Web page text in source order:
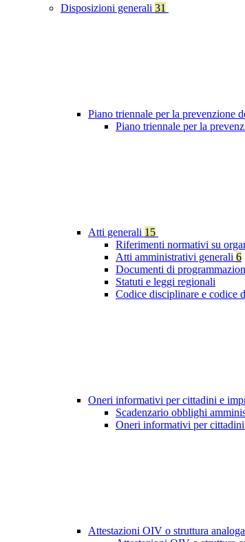
Disposizioni generali 31
Piano triennale per la prevenzione
Piano triennale per la
Atti generali 15
Riferimenti normativi su
Atti amministrativi generali 6
Documenti di
Statuti e leggi regionali
Codice disciplinare e codice
Oneri informativi per cittadini e
Scadenzario obblighi
Oneri informativi per cittadini
Attestazioni OIV o struttura analoga